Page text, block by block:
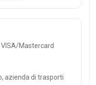
Mastercard
azienda di trasporti